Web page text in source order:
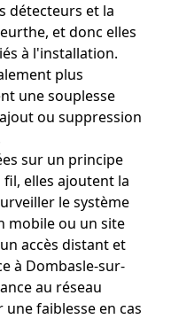
détecteurs et la
et donc elles
à l'installation.
plus
une souplesse
ou suppression
sur un principe
elles ajoutent la
le système
mobile ou un site
accès distant et
à Dombasle-sur-
au réseau
faiblesse en cas